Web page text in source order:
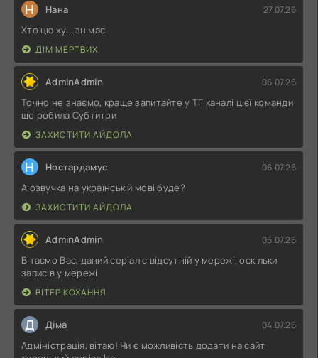
Н Нана 27.07.26
Хто цю ху....знімає
ДІМ МЕРТВИХ
AdminAdmin 06.07.26
Точно не знаємо, краще запитайте у ТГ каналі цієї команди
що робила Субтитри
ЗАХИСТИТИ АЙДОЛА
Н Ностардамус 06.07.26
А озвучка на українській мові буде?
ЗАХИСТИТИ АЙДОЛА
AdminAdmin 05.07.26
Вітаємо Вас, даний серіал є відсутній у мережі, оскільки
записів у мережі
ВІТЕР КОХАННЯ
Д Діма 04.07.26
Адміністрація, вітаю! Чи є можливість додати на сайт